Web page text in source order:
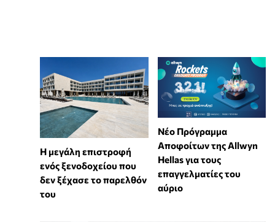
Η μεγάλη επιστροφή
ενός ξενοδοχείου που
δεν ξέχασε το παρελθόν
του
Νέο Πρόγραμμα
Αποφοίτων της Allwyn
Hellas για τους
επαγγελματίες του
αύριο